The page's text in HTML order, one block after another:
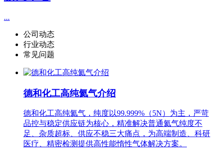
...
公司动态
行业动态
常见问题
德和化工高纯氦气介绍
德和化工高纯氦气，纯度以99.999%（5N）为主，严苛
品控与稳定供应链为核心，精准解决普通氦气纯度不
足、杂质超标、供应不稳三大痛点，为高端制造、科研
医疗、精密检测提供高性能惰性气体解决方案。